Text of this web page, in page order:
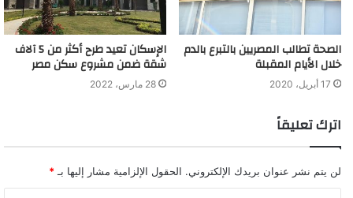
الصحة تطالب المصريين بالتبرع بالدم
خلال الأيام المقبلة
17 أبريل، 2020
الإسكان تعيد طرح أكثر من 5 آلاف
شقة ضمن مشروع سكن مصر
28 مارس، 2022
اترك تعليقاً
لن يتم نشر عنوان بريدك الإلكتروني. الحقول الإلزامية مشار إليها بـ *